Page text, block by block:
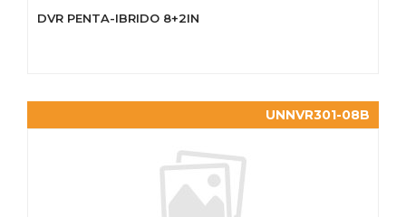
DVR PENTA-IBRIDO 8+2IN
UNNVR301-08B